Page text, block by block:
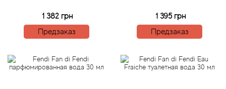
1 382 грн
Предзаказ
1 395 грн
Предзаказ
Biehl Parfumkunstwerke
Bijan